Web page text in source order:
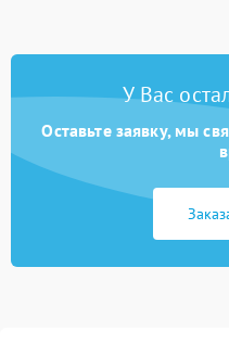
стабилизации
Поломка системы Wi-Fi
Повреждение системы
GPS
Неисправность системы
У Вас
Оставьте заявку, мы